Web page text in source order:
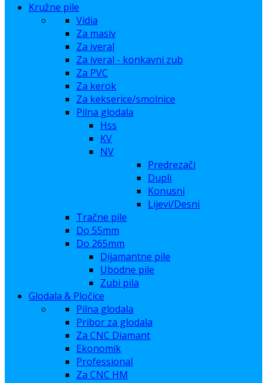
Kružne pile
Vidia
Za masiv
Za iveral
Za iveral - konkavni zub
Za PVC
Za kerok
Za kekserice/smolnice
Pilna glodala
Hss
KV
NV
Predrezači
Dupli
Konusni
Lijevi/Desni
Tračne pile
Do 55mm
Do 265mm
Dijamantne pile
Ubodne pile
Zubi pila
Glodala & Pločice
Pilna glodala
Pribor za glodala
Za CNC Diamant
Ekonomik
Professional
Za CNC HM